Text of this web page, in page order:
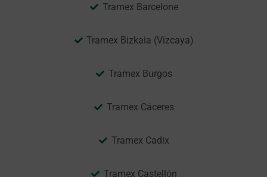
Tramex Barcelone
Tramex Bizkaia (Vizcaya)
Tramex Burgos
Tramex Cáceres
Tramex Cadix
Tramex Castellón